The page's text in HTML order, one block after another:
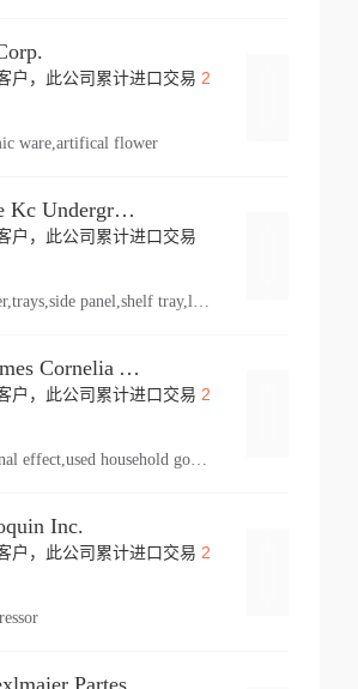
户，此公司累计进口交易 2
ware,artifical flower
Knapheide Kc Underground
户，此公司累计进口交易
Russell James Cornelia Arlington Va
户，此公司累计进口交易 2
personal effect,used household goods
Inc.
户，此公司累计进口交易 2
Dpm Draexlmaier Partes Automotrices Corr Ind Huejotzingo